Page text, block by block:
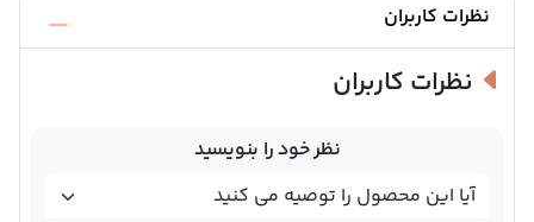
نظرات کاربران
نظرات کاربران
نظر خود را بنویسید